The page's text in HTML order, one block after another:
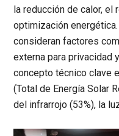
la reducción de calor, el
optimización
consideran factores
externa para privacidad
concepto técnico clave
(Total de Energía Solar
del infrarrojo (53%), la